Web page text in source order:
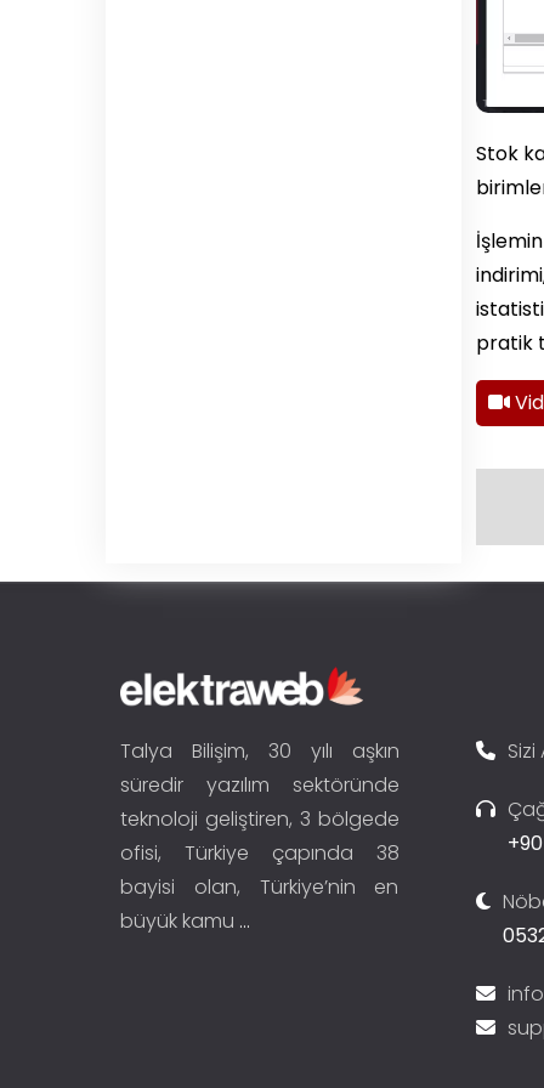
Stok
pratik
Talya Bilişim, 30 yılı aşkın
süredir yazılım sektöründe
teknoloji geliştiren, 3 bölgede
ofisi, Türkiye çapında 38
bayisi olan, Türkiye’nin en
büyük kamu ...
Sizi